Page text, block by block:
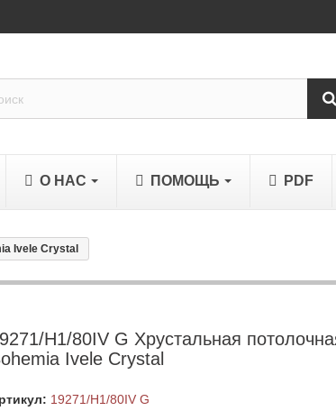
О НАС ПОМОЩЬ PDF
Ivele Crystal
H1/80IV G Хрустальная
Ivele Crystal
19271/H1/80IV G